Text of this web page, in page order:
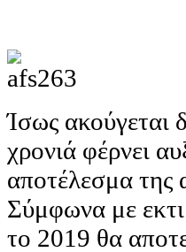
Ίσως ακούγεται
χρονιά φέρνει
αποτέλεσμα της
Σύμφωνα με
το 2019 θα